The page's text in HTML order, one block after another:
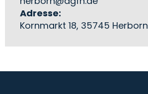
Adresse:
Kornmarkt 18, 35745 Herborn